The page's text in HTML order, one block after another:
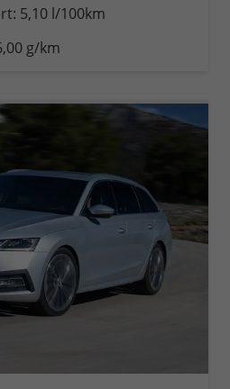
anfordern
Datei,
5,10 l/100km
g/km